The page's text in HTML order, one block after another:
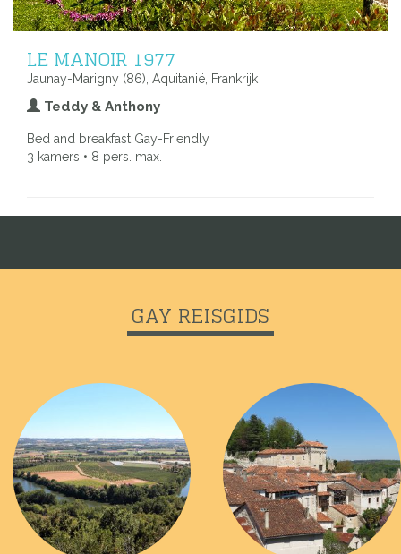
LE MANOIR 1977
Jaunay-Marigny (86), Aquitanië, Frankrijk
Teddy & Anthony
Bed and breakfast Gay-Friendly
3 kamers • 8 pers. max.
GAY REISGIDS